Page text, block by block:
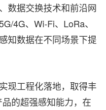
数据交换技术和前沿网
4G、Wi-Fi、LoRa、
知数据在不同场景下提
现工程化落地，取得丰
的超强感知能力，在